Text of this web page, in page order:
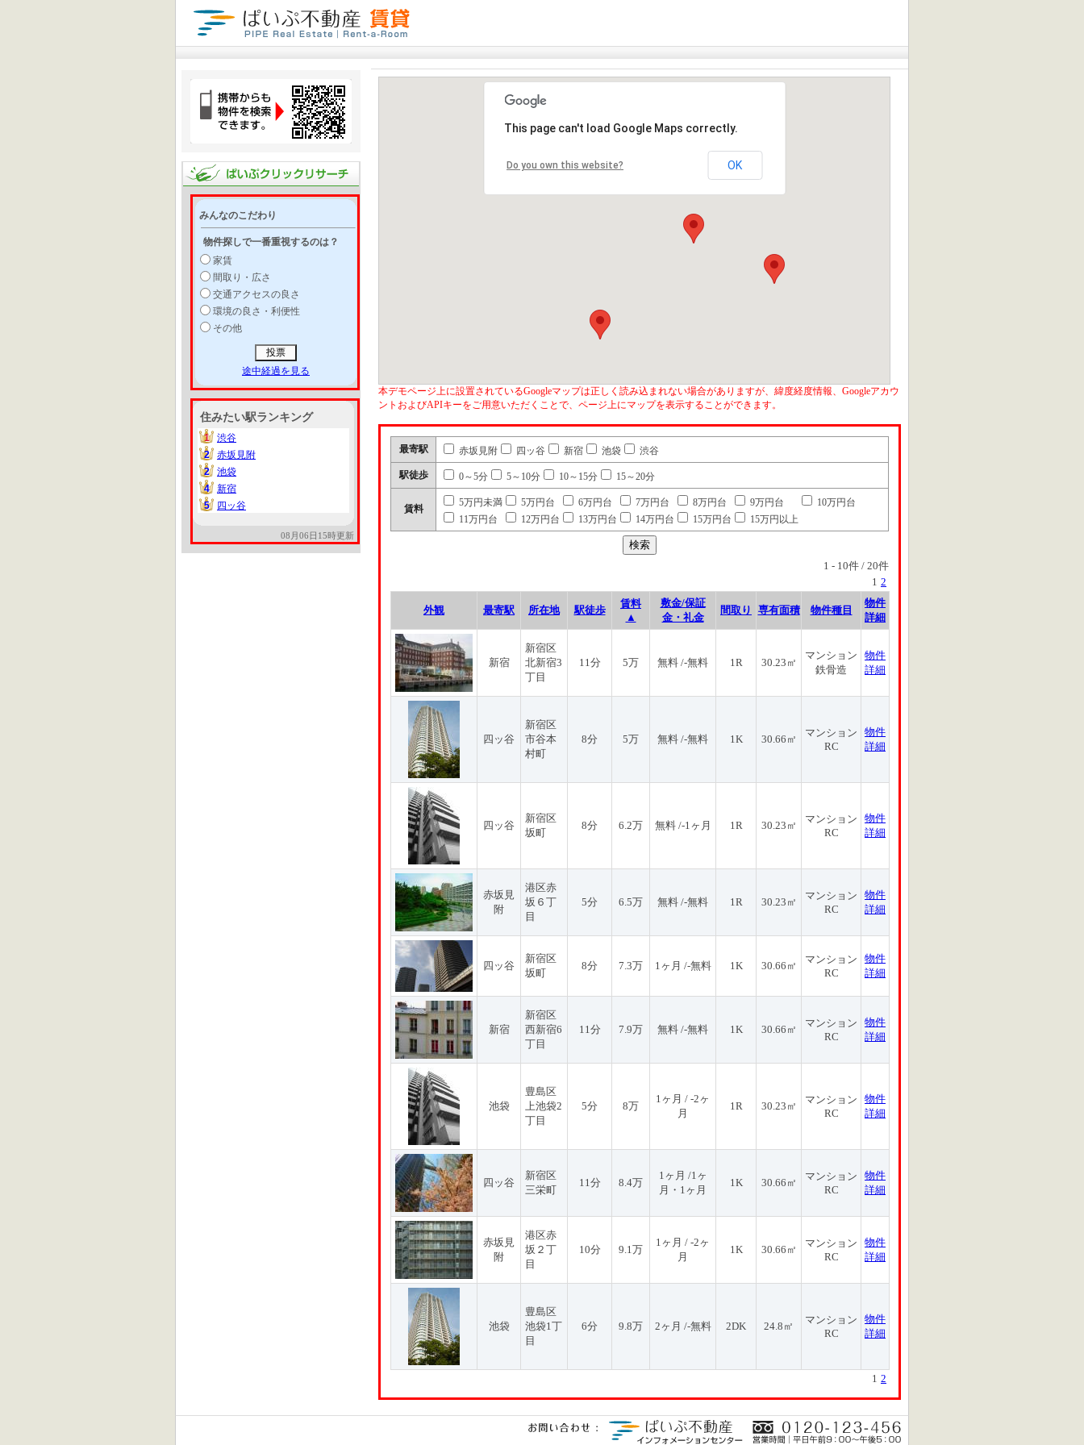
みんなのこだわり
物件探しで一番重視するのは？
家賃
間取り・広さ
交通アクセスの良さ
環境の良さ・利便性
その他
途中経過を見る
住みたい駅ランキング
1
1
渋谷
2
2
赤坂見附
2
2
池袋
4
4
新宿
5
5 四ッ谷
08月06日15時更新
This page can't load Google Maps correctly.
Do you own this website? OK
本デモページ上に設置されているGoogleマップは正しく読み込まれない場合がありますが、緯度経度情報、Googleアカウ
ントおよびAPIキーをご用意いただくことで、ページ上にマップを表示することができます。
最寄駅 赤坂見附 四ッ谷 新宿 池袋 渋谷
駅徒歩 0～5分 5～10分 10～15分 15～20分
賃料
5万円未満 5万円台 6万円台 7万円台 8万円台 9万円台
10万円台
11万円台
12万円台 13万円台 14万円台 15万円台 15万円以上
1 - 10件 / 20件
1 2
外観 最寄駅 所在地 駅徒歩
賃料
▲
敷金/保証
金・礼金
間取り 専有面積 物件種目
物件
詳細
新宿
新宿区
北新宿3
丁目
11分 5万 無料 /-無料 1R 30.23㎡
マンション
鉄骨造
物件
詳細
四ッ谷
新宿区
市谷本
村町
8分 5万 無料 /-無料 1K 30.66㎡
マンション
RC
物件
詳細
四ッ谷
新宿区
坂町
8分 6.2万 無料 /-1ヶ月 1R 30.23㎡
マンション
RC
物件
詳細
赤坂見
附
港区赤
坂６丁
目
5分 6.5万 無料 /-無料 1R 30.23㎡
マンション
RC
物件
詳細
四ッ谷
新宿区
坂町
8分 7.3万 1ヶ月 /-無料 1K 30.66㎡
マンション
RC
物件
詳細
新宿
新宿区
西新宿6
丁目
11分 7.9万 無料 /-無料 1K 30.66㎡
マンション
RC
物件
詳細
池袋
豊島区
上池袋2
丁目
5分 8万
1ヶ月 / -2ヶ
月
1R 30.23㎡
マンション
RC
物件
詳細
四ッ谷
新宿区
三栄町
11分 8.4万
1ヶ月 /1ヶ
月・1ヶ月
1K 30.66㎡
マンション
RC
物件
詳細
赤坂見
附
港区赤
坂２丁
目
10分 9.1万
1ヶ月 / -2ヶ
月
1K 30.66㎡
マンション
RC
物件
詳細
池袋
豊島区
池袋1丁
目
6分 9.8万 2ヶ月 /-無料 2DK 24.8㎡
マンション
RC
物件
詳細
1 2